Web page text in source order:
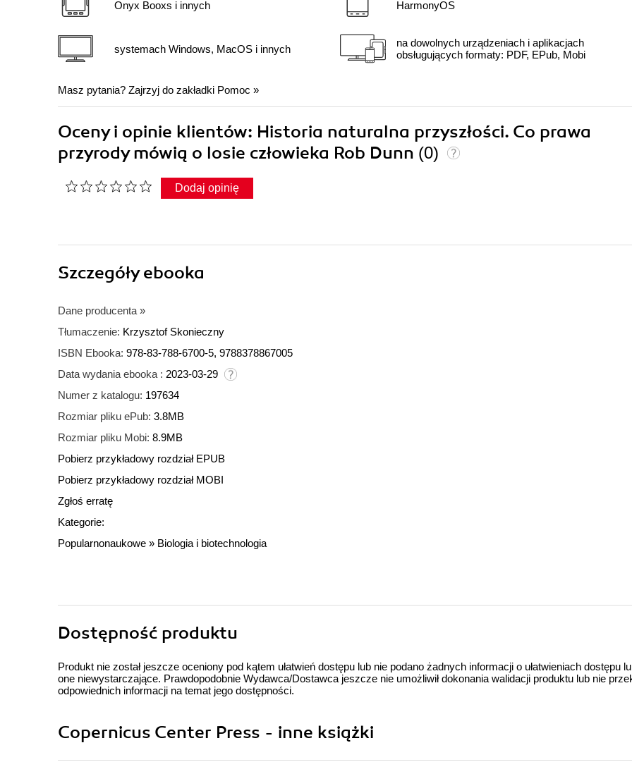
Onyx Booxs i innych
systemach Windows, MacOS i innych
HarmonyOS
na dowolnych urządzeniach i aplikacjach
obsługujących formaty: PDF, EPub, Mobi
Masz pytania? Zajrzyj do zakładki Pomoc »
Oceny i opinie klientów: Historia naturalna przyszłości. Co prawa
przyrody mówią o losie człowieka Rob Dunn (0)
Dodaj opinię
Szczegółyebooka
Dane producenta »
Tłumaczenie: Krzysztof Skonieczny
ISBN Ebooka: 978-83-788-6700-5, 9788378867005
Data wydania ebooka : 2023-03-29
Numer z katalogu: 197634
Rozmiar pliku ePub: 3.8MB
Rozmiar pliku Mobi: 8.9MB
Pobierz przykładowy rozdział EPUB
Pobierz przykładowy rozdział MOBI
Zgłoś erratę
Kategorie:
Popularnonaukowe » Biologia i biotechnologia
Dostępność produktu
Produkt nie został jeszcze oceniony pod kątem ułatwień dostępu lub nie podano żadnych informacji o ułatwieniach dostępu
one niewystarczające. Prawdopodobnie Wydawca/Dostawca jeszcze nie umożliwił dokonania walidacji produktu lub nie
odpowiednich informacji na temat jego dostępności.
Copernicus Center Press - inne książki